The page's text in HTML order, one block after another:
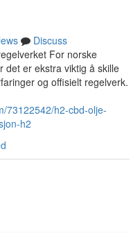
Discuss
For norske
det er ekstra viktig å skille
og offisielt regelverk.
73122542/h2-cbd-olje-
h2